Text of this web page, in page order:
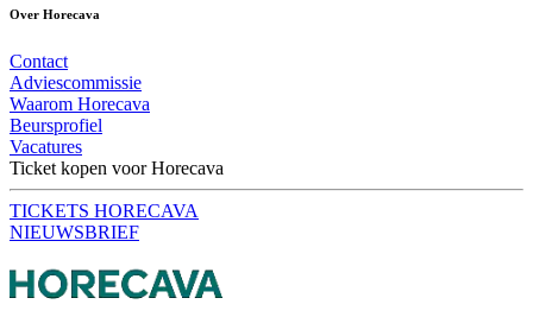
Over Horecava
Contact
Adviescommissie
Waarom Horecava
Beursprofiel
Vacatures
Ticket kopen voor Horecava
TICKETS HORECAVA
NIEUWSBRIEF